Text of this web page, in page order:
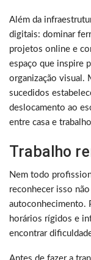
Além da
digitais: dominar
projetos online e
espaço que inspire
organização visual.
sucedidos
deslocamento ao
entre casa e
Trabalho
Nem todo
reconhecer isso
autoconhecimento.
horários rígidos e
encontrar